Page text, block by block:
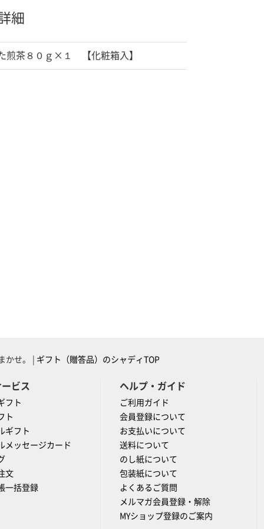
細
煎茶８０ｇ×１ 【化粧箱入】
かせ。 | ギフト（贈答品）のシャディTOP
ビス
フト
ト
ギフト
メッセージカード
文
一括登録
ヘルプ・ガイド
ご利用ガイド
会員登録について
お支払いについて
送料について
のし紙について
包装紙について
よくあるご質問
メルマガ会員登録・解除
MYショップ登録のご案内